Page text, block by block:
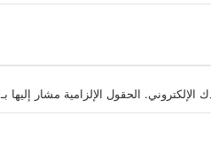
الإلكتروني. الحقول الإلزامية مشار إليها بـ